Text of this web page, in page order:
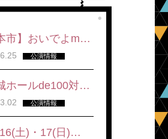
市】おいでよm…
公演情報
ホールde100対…
公演情報
16(土)・17(日)…